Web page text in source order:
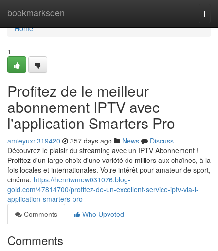
bookmarksden
Home
Home
1
Profitez de le meilleur
abonnement IPTV avec
l'application Smarters Pro
amieyuxn319420 357 days ago News
Discuss
Découvrez le plaisir du streaming avec un IPTV Abonnement !
Profitez d'un large choix d'une variété de milliers aux chaînes, à la
fois locales et internationales. Votre intérêt pour amateur de sport,
cinéma, https://henriwmew031076.blog-
gold.com/47814700/profitez-de-un-excellent-service-iptv-via-l-
application-smarters-pro
Comments
Who Upvoted
Comments